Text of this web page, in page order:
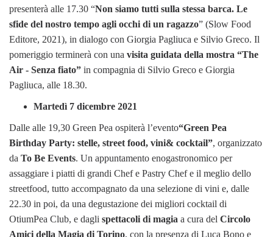
presenterà alle 17.30 “Non siamo tutti sulla stessa barca. Le
sfide del nostro tempo agli occhi di un ragazzo” (Slow Food
Editore, 2021), in dialogo con Giorgia Pagliuca e Silvio Greco. Il
pomeriggio terminerà con una visita guidata della mostra “The
Air - Senza fiato” in compagnia di Silvio Greco e Giorgia
Pagliuca, alle 18.30.
Martedì 7 dicembre 2021
Dalle alle 19,30 Green Pea ospiterà l’evento“Green Pea
Birthday Party: stelle, street food, vini& cocktail”, organizzato
da To Be Events. Un appuntamento enogastronomico per
assaggiare i piatti di grandi Chef e Pastry Chef e il meglio dello
streetfood, tutto accompagnato da una selezione di vini e, dalle
22.30 in poi, da una degustazione dei migliori cocktail di
OtiumPea Club, e dagli spettacoli di magia a cura del Circolo
Amici della Magia di Torino, con la presenza di Luca Bono e